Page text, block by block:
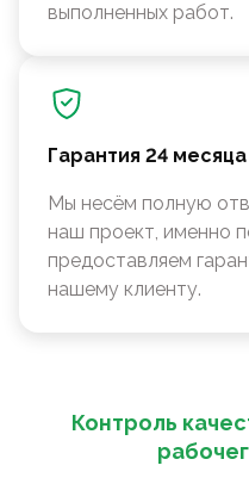
выполненных работ.
Гарантия 24 месяца
Мы несём полную
наш проект, именно
предоставляем
нашему клиенту.
Контроль